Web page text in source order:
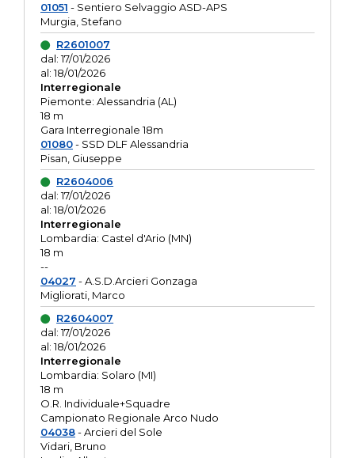
01051 - Sentiero Selvaggio ASD-APS
Murgia, Stefano
R2601007
dal: 17/01/2026
al: 18/01/2026
Interregionale
Piemonte: Alessandria (AL)
18 m
Gara Interregionale 18m
01080- SSD DLF Alessandria
Pisan, Giuseppe
R2604006
dal: 17/01/2026
al: 18/01/2026
Interregionale
Lombardia: Castel d'Ario (MN)
18 m
--
04027 - A.S.D.Arcieri Gonzaga
Migliorati, Marco
R2604007
dal: 17/01/2026
al: 18/01/2026
Interregionale
Lombardia: Solaro (MI)
18 m
O.R. Individuale+Squadre
Campionato Regionale Arco Nudo
04038- Arcieri del Sole
Vidari, Bruno